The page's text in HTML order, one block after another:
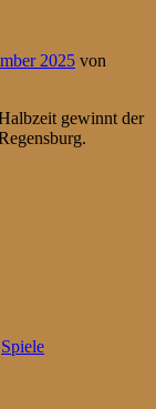
2025 von
gewinnt der
Spiele